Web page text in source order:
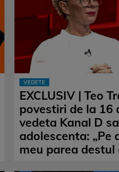
VEDETE
EXCLUSIV | Teo
povestiri de la 16
vedeta Kanal D
adolescenta: „Pe
meu parea destul